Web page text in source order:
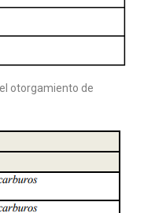
otorgamiento de